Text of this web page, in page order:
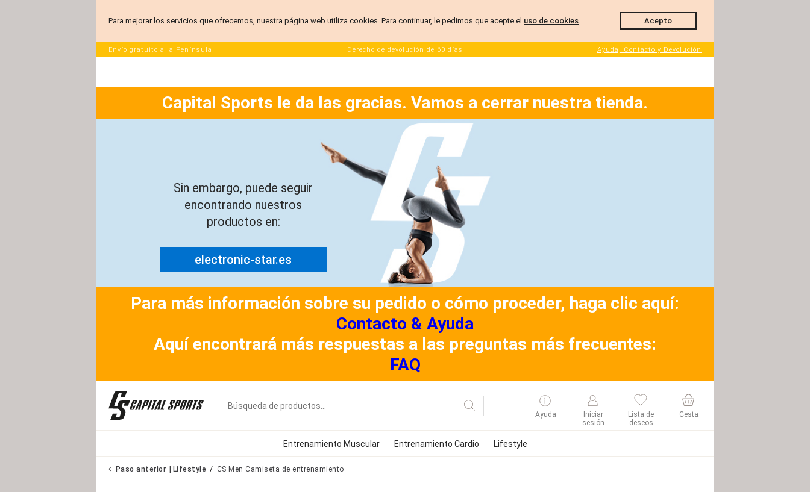
Capital Sports le da las gracias. Vamos a cerrar nuestra tienda.
Sin embargo, puede seguir
encontrando nuestros
productos en:
electronic-star.es
Para más información sobre su pedido o cómo proceder, haga clic aquí:
Contacto & Ayuda
Aquí encontrará más respuestas a las preguntas más frecuentes:
FAQ
Ayuda
Iniciar
sesión
Lista de
deseos
Cesta
Entrenamiento Muscular Entrenamiento Cardio Lifestyle
Paso anterior Lifestyle CS Men Camiseta de entrenamiento
Envío gratuito a la Península Derecho de devolución de 60 días Ayuda, Contacto y Devolución
Para mejorar los servicios que ofrecemos, nuestra página web utiliza cookies. Para continuar, le pedimos que acepte el uso de cookies. Acepto